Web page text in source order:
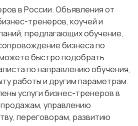
в России. Объявления от
тренеров, коучей и
предлагающих обучение,
бизнеса по
быстро подобрать
по направлению обучения,
работы и другим параметрам.
услуги бизнес-тренеров в
управлению
переговорам, развитию